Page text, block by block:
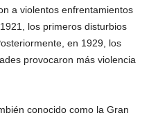
a violentos enfrentamientos
los primeros disturbios
en 1929, los
provocaron más violencia
conocido como la Gran